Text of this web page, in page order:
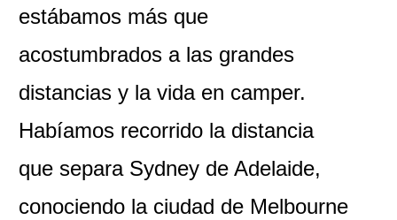
estábamos más que
acostumbrados a las grandes
distancias y la vida en camper.
Habíamos recorrido la distancia
que separa Sydney de Adelaide,
conociendo la ciudad de Melbourne